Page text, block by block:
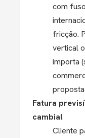
com
fricção.
vertical
importa
Fatura
cambial
Cliente